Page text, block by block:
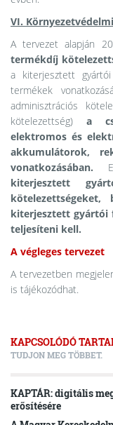
VI.
A tervezet alapján
termékdíj
a kiterjesztett
termékek
adminisztrációs
kötelezettség) a
elektromos és
akkumulátorok,
vonatkozásában.
kiterjesztett
kiterjesztett gyártói
teljesíteni kell.
A végleges tervezet
A tervezetben
is tájékozódhat.
KAPCSOLÓDÓ
TUDJON MEG TÖBBET.
KAPTÁR: digitális
erősítésére